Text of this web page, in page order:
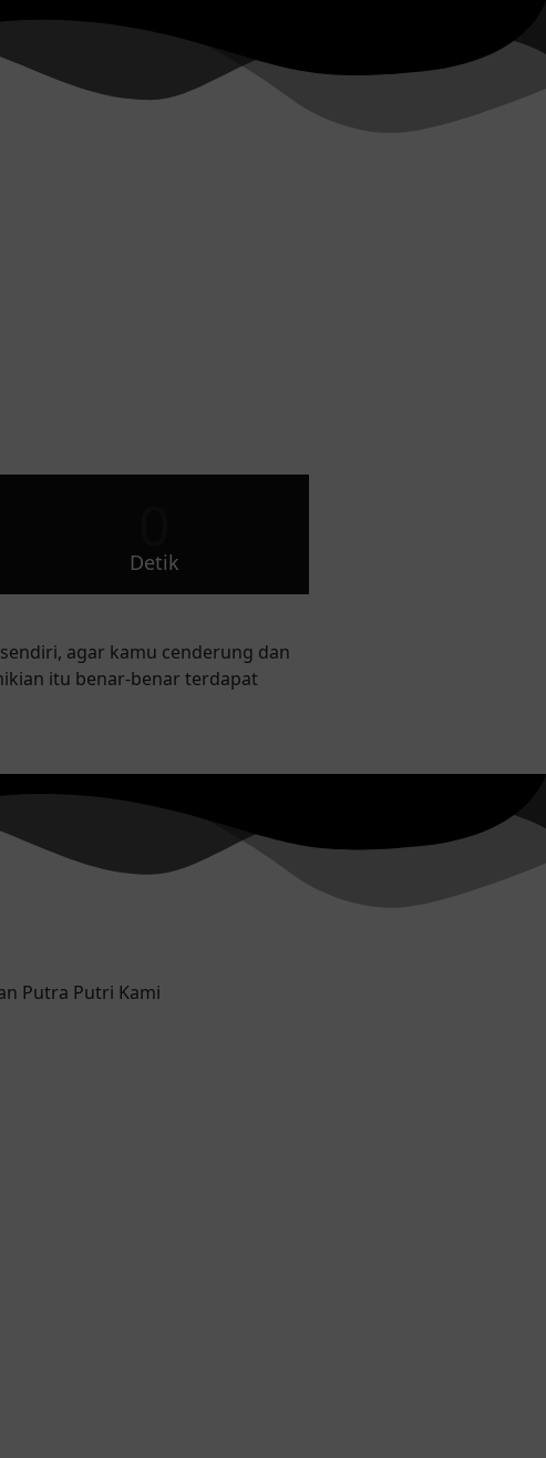
Detik
agar kamu cenderung dan
itu benar-benar terdapat
Putra Putri Kami